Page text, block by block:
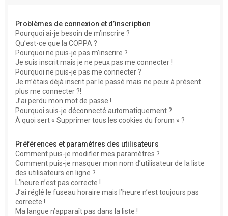
Problèmes de connexion et d’inscription
Pourquoi ai-je besoin de m’inscrire ?
Qu’est-ce que la COPPA ?
Pourquoi ne puis-je pas m’inscrire ?
Je suis inscrit mais je ne peux pas me connecter !
Pourquoi ne puis-je pas me connecter ?
Je m’étais déjà inscrit par le passé mais ne peux à présent
plus me connecter ?!
J’ai perdu mon mot de passe !
Pourquoi suis-je déconnecté automatiquement ?
À quoi sert « Supprimer tous les cookies du forum » ?
Préférences et paramètres des utilisateurs
Comment puis-je modifier mes paramètres ?
Comment puis-je masquer mon nom d’utilisateur de la liste
des utilisateurs en ligne ?
L’heure n’est pas correcte !
J’ai réglé le fuseau horaire mais l’heure n’est toujours pas
correcte !
Ma langue n’apparaît pas dans la liste !